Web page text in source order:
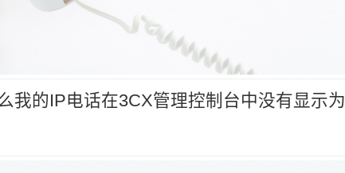
我的IP电话在3CX管理控制台中没有显示为